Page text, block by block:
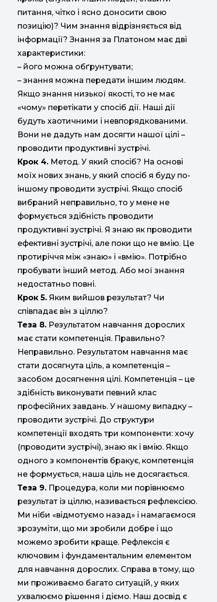
питання, чітко і ясно доносити свою
позицію)? Чим знання відрізняється від
інформації? Знання за Платоном має дві
характеристики:
– його можна обґрунтувати;
– знання можна передати іншим людям.
Якщо знання низької якості, то не має
«чому» перетікати у спосіб дії. Наші дії
будуть хаотичними і невпорядкованими.
Вони не дадуть нам досягти нашої цілі –
проводити продуктивні зустрічі.
Крок 4. Метод. У який спосіб? На основі
моїх нових знань, у який спосіб я буду по-
іншому проводити зустрічі. Якщо спосіб
вибраний неправильно, то у мене не
формується здібність проводити
продуктивні зустрічі. Я знаю як проводити
ефективні зустрічі, але поки що не вмію. Це
протиріччя між «знаю» і «вмію». Потрібно
пробувати інший метод. Або мої знання
недостатньо повні.
Крок 5. Яким вийшов результат? Чи
співпадає він з ціллю?
Теза 8. Результатом навчання дорослих
має стати компетенція. Правильно?
Неправильно. Результатом навчання має
стати досягнута ціль, а компетенція –
засобом досягнення цілі. Компетенція – це
здібність виконувати певний клас
професійних завдань. У нашому випадку –
проводити зустрічі. До структури
компетенції входять три компоненти: хочу
(проводити зустрічі), знаю як і вмію. Якщо
одного з компонентів бракує, компетенція
не формується, наша ціль не досягається.
Теза 9. Процедура, коли ми порівнюємо
результат із ціллю, називається рефлексією.
Ми ніби «відмотуємо назад» і намагаємося
зрозуміти, що ми зробили добре і що
можемо зробити краще. Рефлексія є
ключовим і фундаментальним елементом
для навчання дорослих. Справа в тому, що
ми проживаємо багато ситуацій, у яких
ухвалюємо рішення і діємо. Наш досвід є